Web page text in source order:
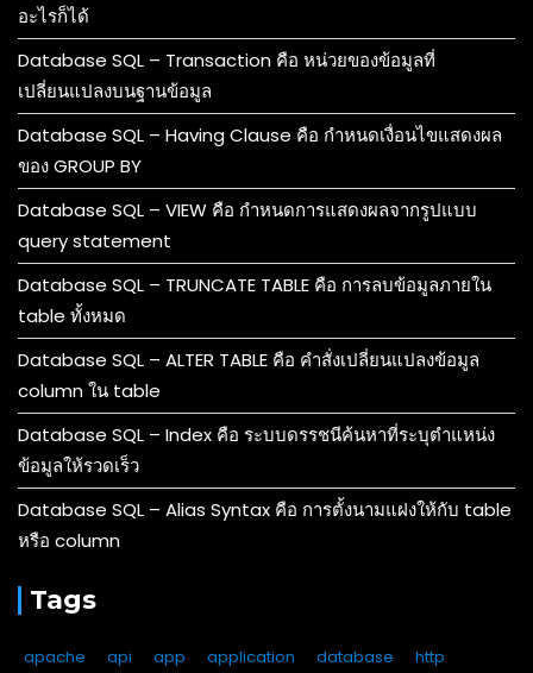
อะไรก็ได้
Database SQL – Transaction คือ หน่วยของข้อมูลที่
เปลี่ยนแปลงบนฐานข้อมูล
Database SQL – Having Clause คือ กำหนดเงื่อนไขแสดงผล
ของ GROUP BY
Database SQL – VIEW คือ กำหนดการแสดงผลจากรูปแบบ
query statement
Database SQL – TRUNCATE TABLE คือ การลบข้อมูลภายใน
table ทั้งหมด
Database SQL – ALTER TABLE คือ คำสั่งเปลี่ยนแปลงข้อมูล
column ใน table
Database SQL – Index คือ ระบบดรรชนีค้นหาที่ระบุตำแหน่ง
ข้อมูลให้รวดเร็ว
Database SQL – Alias Syntax คือ การตั้งนามแฝงให้กับ table
หรือ column
Tags
apache api app application database http